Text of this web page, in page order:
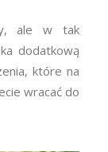
ale w tak
dodatkową
które na
wracać do